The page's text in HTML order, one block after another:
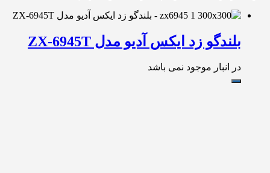
بلندگو زد ایکس آدیو مدل ZX-6945T
در انبار موجود نمی باشد